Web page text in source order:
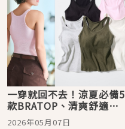
一穿就回不去！涼夏必備5
款BRATOP、清爽舒適百
搭，單穿也時髦
2026年05月07日